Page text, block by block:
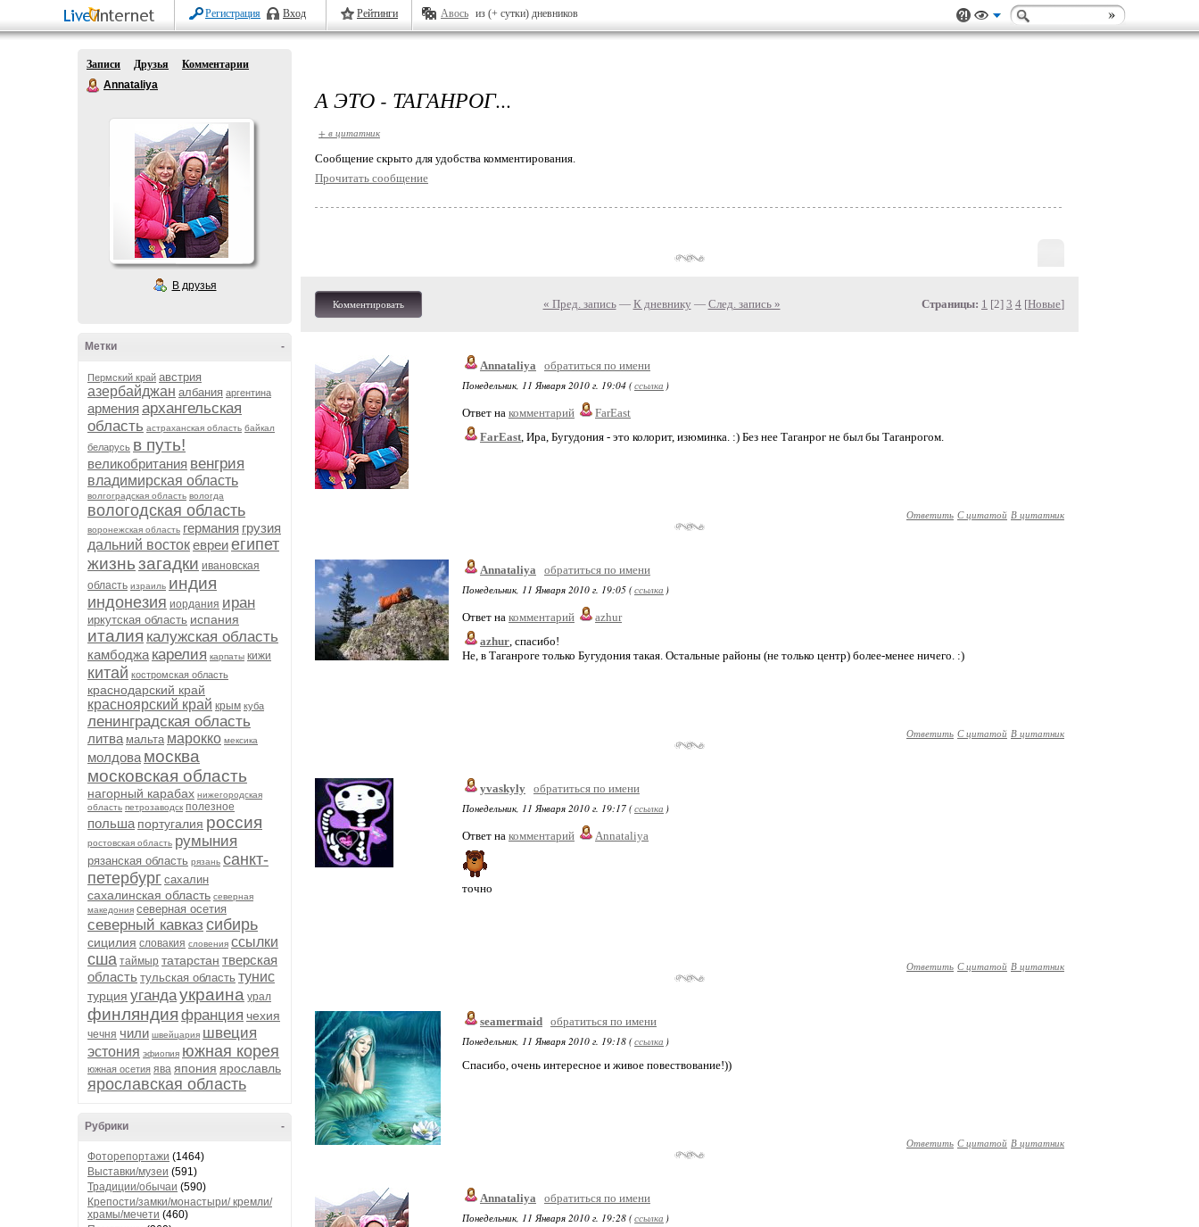
Регистрация Вход Рейтинги Авось из (+ сутки) дневников
Записи Друзья
Комментарии
Annataliya
В друзья
-
Метки
Пермский край австрия
азербайджан албания аргентина
армения архангельская
область астраханская область байкал
беларусь в путь!
великобритания венгрия
владимирская область
волгоградская область вологда
вологодская область
воронежская область германия грузия
дальний востокевреиегипет
жизньзагадки ивановская
область израиль индия
индонезия иордания иран
иркутская область испания
италия калужская область
камбоджа карелия карпаты кижи
китай костромская область
краснодарский край
красноярский край крым куба
ленинградская область
литва мальта марокко мексика
молдова москва
московская область
нагорный карабах нижегородская
область петрозаводск полезное
польша португалия россия
ростовская область румыния
рязанская область рязань санкт-
петербург сахалин
сахалинская область северная
македония северная осетия
северный кавказ сибирь
сицилия словакия словения ссылки
сша таймыр татарстан тверская
область тульская область тунис
турция угандаукраина урал
финляндия франция чехия
чечня чили швейцария швеция
эстония эфиопия южная корея
южная осетия ява япония ярославль
ярославская область
-
Рубрики
Фоторепортажи (1464)
Выставки/музеи (591)
Традиции/обычаи (590)
Крепости/замки/монастыри/ кремли/
храмы/мечети (460)
А ЭТО - ТАГАНРОГ...
+ в цитатник
Cообщение скрыто для удобства комментирования.
Прочитать сообщение
Комментировать « Пред. запись— К дневнику — След. запись » Страницы: 1 [2] 3 4 [Новые]
Annataliya
обратиться по имени
Понедельник, 11 Января 2010 г. 19:04 (ссылка )
Ответ на комментарий
FarEast
FarEast, Ира, Бугудония - это колорит, изюминка. :) Без нее Таганрог не был бы Таганрогом.
Ответить С цитатой В цитатник
Annataliya
обратиться по имени
Понедельник, 11 Января 2010 г. 19:05 (ссылка )
Ответ на комментарий
azhur
azhur, спасибо!
Не, в Таганроге только Бугудония такая. Остальные районы (не только центр) более-менее ничего. :)
Ответить С цитатой В цитатник
yvaskyly обратиться по имени
Понедельник, 11 Января 2010 г. 19:17 (ссылка )
Ответ на комментарий Annataliya
точно
Ответить С цитатой В цитатник
seamermaid обратиться по имени
Понедельник, 11 Января 2010 г. 19:18 (ссылка )
Cпасибо, очень интересное и живое повествoвание!))
Ответить С цитатой В цитатник
Annataliya
обратиться по имени
Понедельник, 11 Января 2010 г. 19:28 (ссылка )